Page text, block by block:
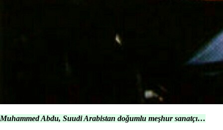
Muhammed Abdu, Suudi Arabistan doğumlu meşhur sanatçı…